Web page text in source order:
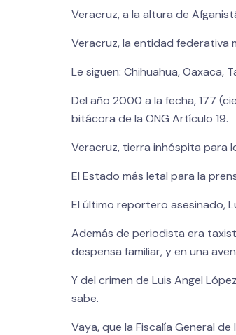
Veracruz, a la altura de
Veracruz, la entidad federativa
Le siguen: Chihuahua, Oaxaca,
Del año 2000 a la fecha, 177
bitácora de la ONG Artículo 19.
Veracruz, tierra inhóspita para
El Estado más letal para la
El último reportero asesinado,
Además de periodista era
despensa familiar, y en una
Y del crimen de Luis Angel
sabe.
Vaya, que la Fiscalía General